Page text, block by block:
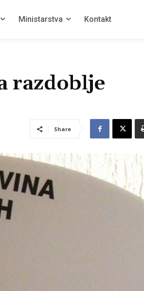
Ministarstva Kontakt
razdoblje
Share